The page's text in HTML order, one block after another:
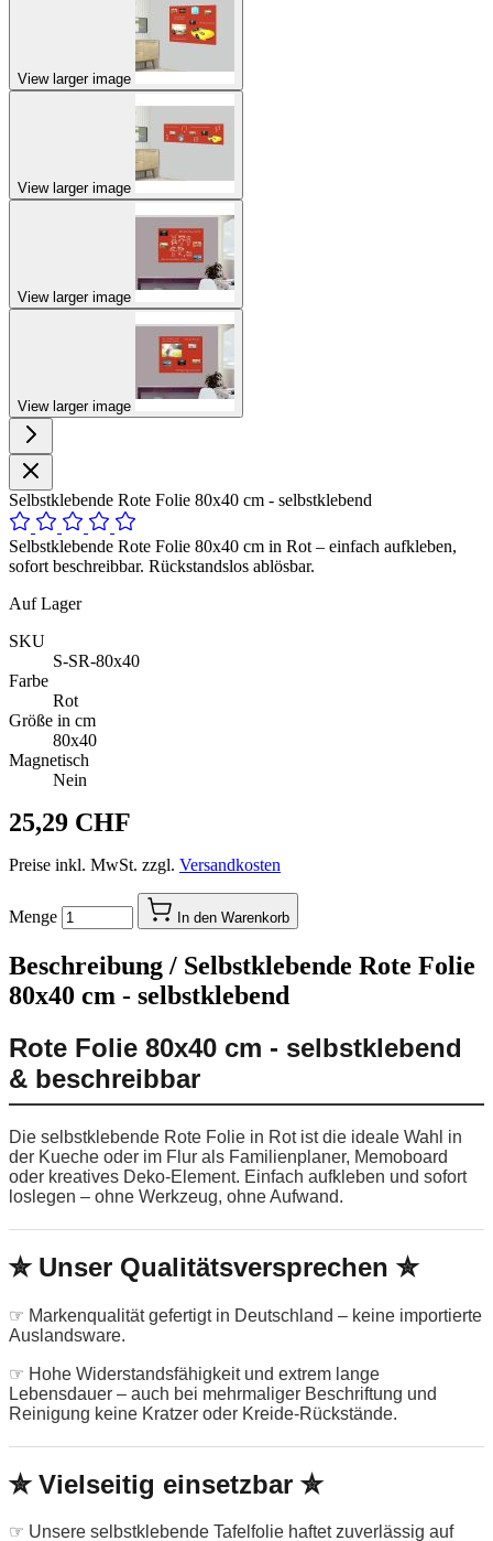
View larger image
View larger image
View larger image
View larger image
Selbstklebende Rote Folie 80x40 cm - selbstklebend
Selbstklebende Rote Folie 80x40 cm in Rot – einfach aufkleben,
sofort beschreibbar. Rückstandslos ablösbar.
Auf Lager
SKU
S-SR-80x40
Farbe
Rot
Größe in cm
80x40
Magnetisch
Nein
25,29 CHF
Preise inkl. MwSt. zzgl. Versandkosten
Menge In den Warenkorb
Beschreibung / Selbstklebende Rote Folie
80x40 cm - selbstklebend
Rote Folie 80x40 cm - selbstklebend
& beschreibbar
Die selbstklebende Rote Folie in Rot ist die ideale Wahl in
der Kueche oder im Flur als Familienplaner, Memoboard
oder kreatives Deko-Element. Einfach aufkleben und sofort
loslegen – ohne Werkzeug, ohne Aufwand.
✮ Unser Qualitätsversprechen ✮
☞ Markenqualität gefertigt in Deutschland – keine importierte
Auslandsware.
☞ Hohe Widerstandsfähigkeit und extrem lange
Lebensdauer – auch bei mehrmaliger Beschriftung und
Reinigung keine Kratzer oder Kreide-Rückstände.
✮ Vielseitig einsetzbar ✮
☞ Unsere selbstklebende Tafelfolie haftet zuverlässig auf